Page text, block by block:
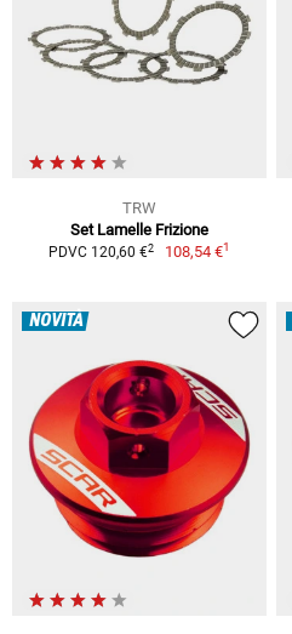
TRW
Set Lamelle Frizione
PDVC 120,60 €2 108,54 €1
NOVITÀ